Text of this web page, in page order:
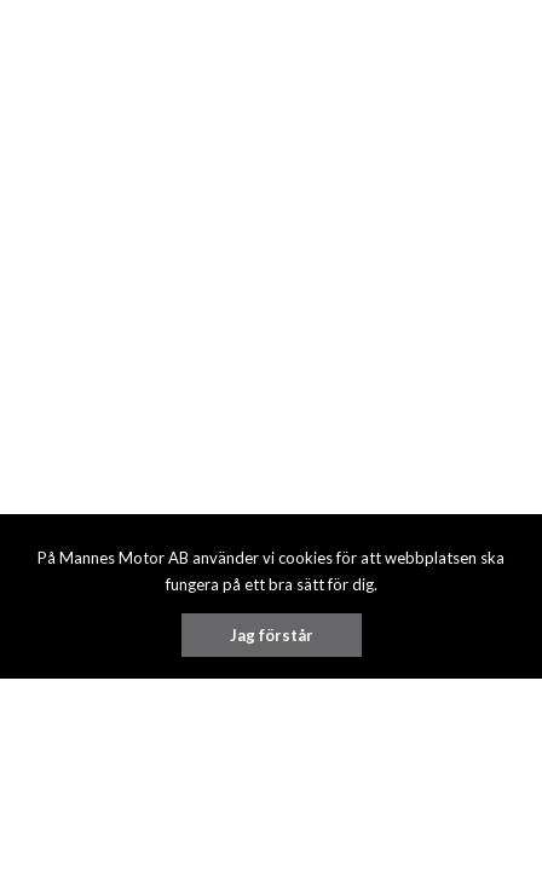
På Mannes Motor AB använder vi cookies för att webbplatsen ska
fungera på ett bra sätt för dig.
Jag förstår